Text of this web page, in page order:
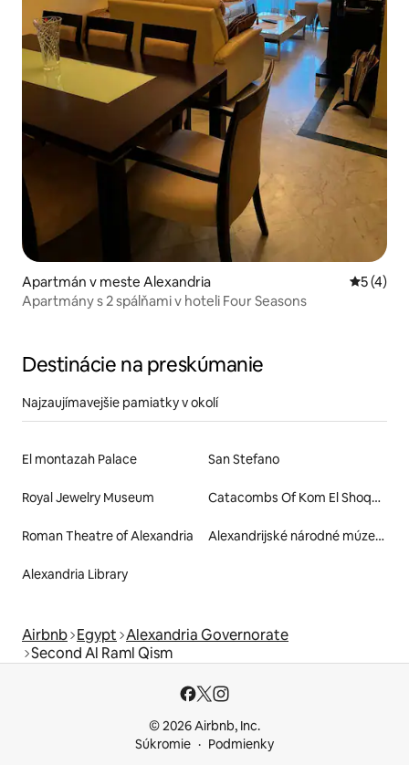
Apartmán v meste Alexandria
5 (4)
Apartmány s 2 spálňami v hoteli Four Seasons
Destinácie na preskúmanie
Najzaujímavejšie pamiatky v okolí
El montazah Palace San Stefano
Royal Jewelry Museum Catacombs Of Kom El Shoqafa
Roman Theatre of Alexandria Alexandrijské národné múzeum
Alexandria Library
Airbnb Egypt Alexandria Governorate
Second Al Raml Qism
© 2026 Airbnb, Inc.
Súkromie
Podmienky